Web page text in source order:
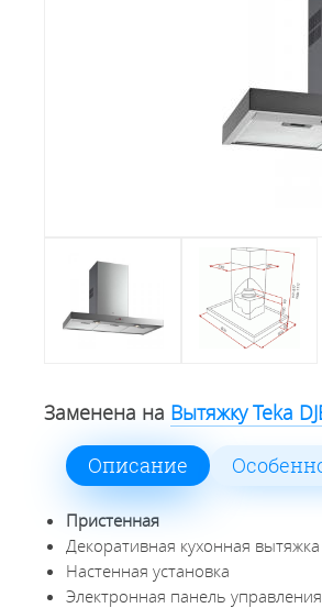
Заменена на Вытяжку Teka
Описание
Пристенная
Декоративная кухонная вытяжка
Настенная установка
Электронная панель